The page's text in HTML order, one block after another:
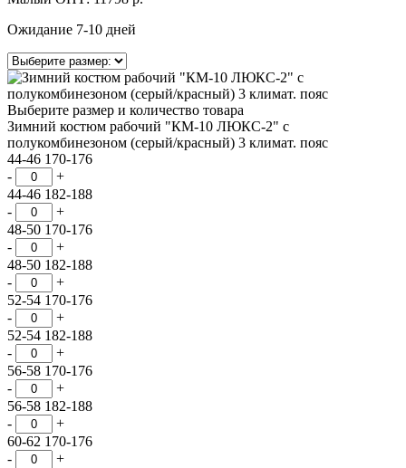
Ожидание 7-10 дней
Выберите размер и количество товара
Зимний костюм рабочий "КМ-10 ЛЮКС-2" с
полукомбинезоном (серый/красный) 3 климат. пояс
44-46 170-176
-
+
44-46 182-188
-
+
48-50 170-176
-
+
48-50 182-188
-
+
52-54 170-176
-
+
52-54 182-188
-
+
56-58 170-176
-
+
56-58 182-188
-
+
60-62 170-176
-
+